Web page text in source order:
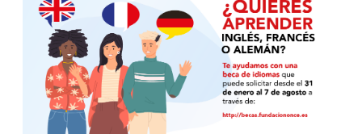
empleo y apoyando a colectivos especialmente
vulnerables.